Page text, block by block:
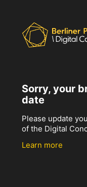
Sorry, your
date
Please update
of the Digital
Learn more